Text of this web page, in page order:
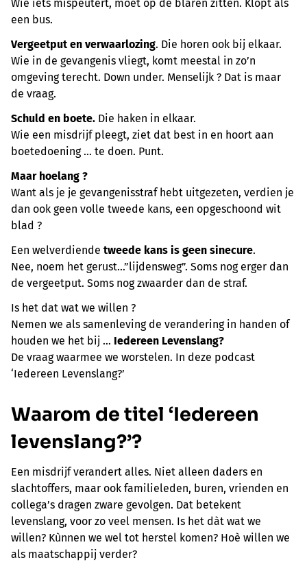
Wie iets mispeutert, moet op de blaren zitten. Klopt als
een bus.
Vergeetput en verwaarlozing. Die horen ook bij elkaar.
Wie in de gevangenis vliegt, komt meestal in zo’n
omgeving terecht. Down under. Menselijk ? Dat is maar
de vraag.
Schuld en boete. Die haken in elkaar.
Wie een misdrijf pleegt, ziet dat best in en hoort aan
boetedoening ... te doen. Punt.
Maar hoelang ?
Want als je je gevangenisstraf hebt uitgezeten, verdien je
dan ook geen volle tweede kans, een opgeschoond wit
blad ?
Een welverdiende tweede kans is geen sinecure.
Nee, noem het gerust…”lijdensweg”. Soms nog erger dan
de vergeetput. Soms nog zwaarder dan de straf.
Is het dat wat we willen ?
Nemen we als samenleving de verandering in handen of
houden we het bij … Iedereen Levenslang?
De vraag waarmee we worstelen. In deze podcast
‘Iedereen Levenslang?’
Waarom de titel ‘Iedereen
levenslang?’?
Een misdrijf verandert alles. Niet alleen daders en
slachtoffers, maar ook familieleden, buren, vrienden en
collega’s dragen zware gevolgen. Dat betekent
levenslang, voor zo veel mensen. Is het dàt wat we
willen? Kùnnen we wel tot herstel komen? Hoè willen we
als maatschappij verder?